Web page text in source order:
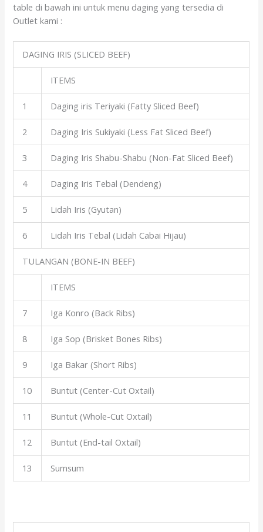
table di bawah ini untuk menu daging yang tersedia di
Outlet kami :
DAGING IRIS (SLICED BEEF)
ITEMS
1 Daging iris Teriyaki (Fatty Sliced Beef)
2 Daging Iris Sukiyaki (Less Fat Sliced Beef)
3 Daging Iris Shabu-Shabu (Non-Fat Sliced Beef)
4 Daging Iris Tebal (Dendeng)
5 Lidah Iris (Gyutan)
6 Lidah Iris Tebal (Lidah Cabai Hijau)
TULANGAN (BONE-IN BEEF)
ITEMS
7 Iga Konro (Back Ribs)
8 Iga Sop (Brisket Bones Ribs)
9 Iga Bakar (Short Ribs)
10 Buntut (Center-Cut Oxtail)
11 Buntut (Whole-Cut Oxtail)
12 Buntut (End-tail Oxtail)
13 Sumsum